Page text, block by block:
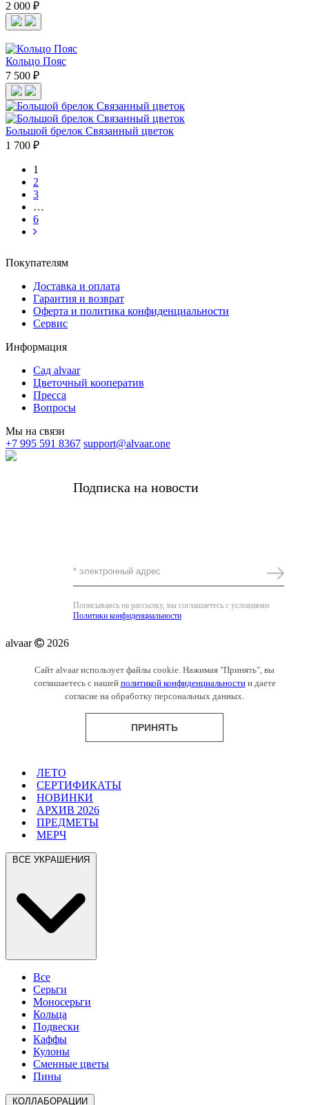
2 000 ₽
Кольцо Пояс
7 500 ₽
Большой брелок Связанный цветок
1 700 ₽
1
2
3
…
6
Покупателям
Доставка и оплата
Гарантия и возврат
Оферта и политика конфиденциальности
Сервис
Информация
Сад alvaar
Цветочный кооператив
Пресса
Вопросы
Мы на связи
+7 995 591 8367 support@alvaar.one
Подписка на новости
Пописываясь на рассылку, вы соглашаетесь с условиями
Политики конфиденциальности
alvaar 2026
Сайт alvaar использует файлы cookie. Нажимая "Принять", вы
соглашаетесь с нашей политикой конфиденциальностии даете
согласие на обработку персональных данных.
ПРИНЯТЬ
ЛЕТО
СЕРТИФИКАТЫ
НОВИНКИ
АРХИВ 2026
ПРЕДМЕТЫ
МЕРЧ
Все
Серьги
Моносерьги
Кольца
Подвески
Каффы
Кулоны
Сменные цветы
Пины